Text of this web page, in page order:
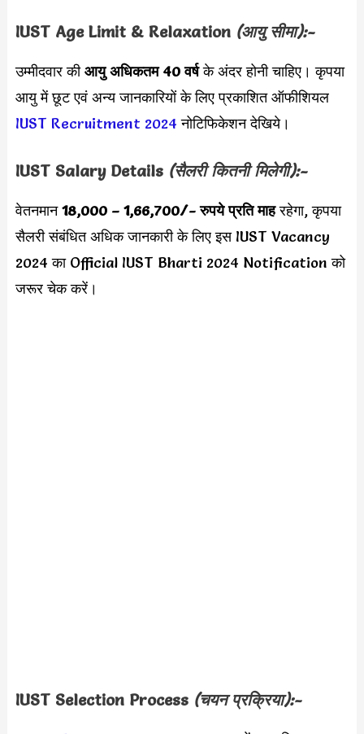
IUST Age Limit & Relaxation (आयु सीमा):-
उम्मीदवार कीआयु अधिकतम 40 वर्षके अंदर होनी चाहिए। कृपया
आयु में छूट एवं अन्य जानकारियों के लिए प्रकाशित ऑफीशियल
IUST Recruitment 2024 नोटिफिकेशन देखिये।
IUST Salary Details (सैलरी कितनी मिलेगी):-
वेतनमान18,000 – 1,66,700/- रुपये प्रति माहरहेगा, कृपया
सैलरी संबंधित अधिक जानकारी के लिए इस IUST Vacancy
2024 का Official IUST Bharti 2024 Notification को
जरूर चेक करें।
IUST Selection Process (चयन प्रक्रिया):-